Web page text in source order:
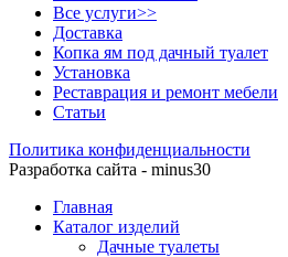
Все услуги>>
Доставка
Копка ям под дачный туалет
Установка
Реставрация и ремонт мебели
Статьи
Политика конфиденциальности
Разработка сайта - minus30
Главная
Каталог изделий
Дачные туалеты